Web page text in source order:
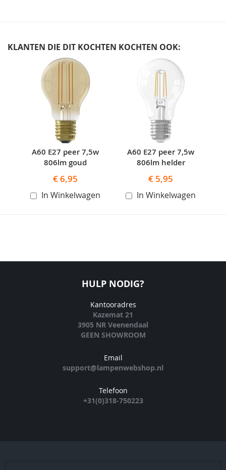
KLANTEN DIE DIT KOCHTEN KOCHTEN OOK:
carousel
A60 E27 peer 7,5w
806lm goud
€ 6,95
In Winkelwagen
A60 E27 peer 7,5w
806lm helder
€ 5,95
In Winkelwagen
HULP NODIG?
Kantooradres
Kazemat 21
3905 NR Veenendaal
GEEN SHOWROOM
Email
support@lampenwebshop.nl
Telefoon
+31(0)318-750223